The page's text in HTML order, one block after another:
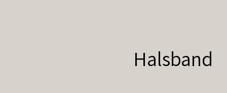
Halsband